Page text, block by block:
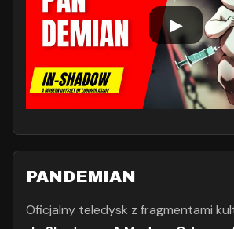
▶
PANDEMIAN
Oficjalny teledysk z fragmentami